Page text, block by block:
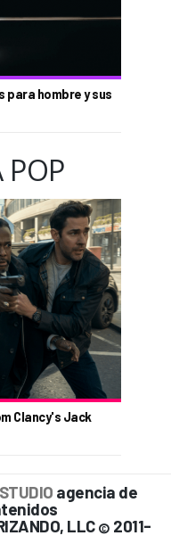
para hombre y sus
POP
Clancy's Jack
agencia de
LLC © 2011-